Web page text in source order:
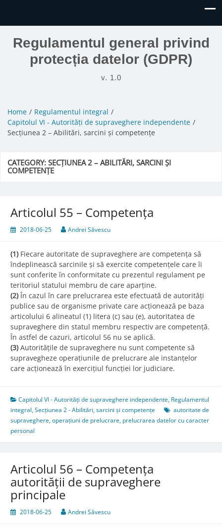
Regulamentul general privind
protecția datelor (GDPR)
v. 1.0
Home
Regulamentul integral
Capitolul VI - Autorități de supraveghere independente
Secțiunea 2 – Abilitări, sarcini și competențe
CATEGORY:SECȚIUNEA 2 – ABILITĂRI, SARCINI ȘI
COMPETENȚE
Articolul 55 – Competența
2018-06-25 Andrei Săvescu
(1) Fiecare autoritate de supraveghere are competența să
îndeplinească sarcinile și să exercite competențele care îi
sunt conferite în conformitate cu prezentul regulament pe
teritoriul statului membru de care aparține.
(2) În cazul în care prelucrarea este efectuată de autorități
publice sau de organisme private care acționează pe baza
articolului 6 alineatul (1) litera (c) sau (e), autoritatea de
supraveghere din statul membru respectiv are competență.
În astfel de cazuri, articolul 56 nu se aplică.
(3) Autoritățile de supraveghere nu sunt competente să
supravegheze operațiunile de prelucrare ale instanțelor
care acționează în exercițiul funcției lor judiciare.
Capitolul VI - Autorități de supraveghere independente, Regulamentul
integral,Secțiunea 2 - Abilitări, sarcini și competențe
autoritate de
supraveghere,operațiuni de prelucrare, prelucrarea datelor cu caracter
personal
Articolul 56 – Competența
autorității de supraveghere
principale
2018-06-25 Andrei Săvescu